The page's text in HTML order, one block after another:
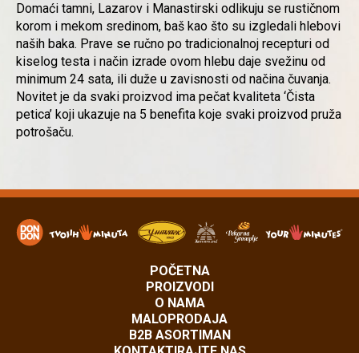
Domaći tamni, Lazarov i Manastirski odlikuju se rustičnom
korom i mekom sredinom, baš kao što su izgledali hlebovi
naših baka. Prave se ručno po tradicionalnoj recepturi od
kiselog testa i način izrade ovom hlebu daje svežinu od
minimum 24 sata, ili duže u zavisnosti od načina čuvanja.
Novitet je da svaki proizvod ima pečat kvaliteta ‘Čista
petica’ koji ukazuje na 5 benefita koje svaki proizvod pruža
potrošaču.
POČETNA
PROIZVODI
O NAMA
MALOPRODAJA
B2B ASORTIMAN